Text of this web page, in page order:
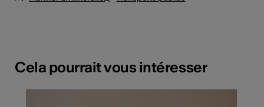
Cela pourrait vous intéresser